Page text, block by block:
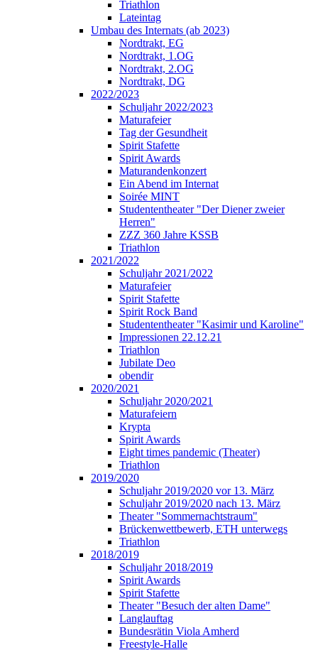
Triathlon
Lateintag
Umbau des Internats (ab 2023)
Nordtrakt, EG
Nordtrakt, 1.OG
Nordtrakt, 2.OG
Nordtrakt, DG
2022/2023
Schuljahr 2022/2023
Maturafeier
Tag der Gesundheit
Spirit Stafette
Spirit Awards
Maturandenkonzert
Ein Abend im Internat
Soirée MINT
Studententheater "Der Diener zweier
Herren"
ZZZ 360 Jahre KSSB
Triathlon
2021/2022
Schuljahr 2021/2022
Maturafeier
Spirit Stafette
Spirit Rock Band
Studententheater "Kasimir und Karoline"
Impressionen 22.12.21
Triathlon
Jubilate Deo
obendir
2020/2021
Schuljahr 2020/2021
Maturafeiern
Krypta
Spirit Awards
Eight times pandemic (Theater)
Triathlon
2019/2020
Schuljahr 2019/2020 vor 13. März
Schuljahr 2019/2020 nach 13. März
Theater "Sommernachtstraum"
Brückenwettbewerb, ETH unterwegs
Triathlon
2018/2019
Schuljahr 2018/2019
Spirit Awards
Spirit Stafette
Theater "Besuch der alten Dame"
Langlauftag
Bundesrätin Viola Amherd
Freestyle-Halle